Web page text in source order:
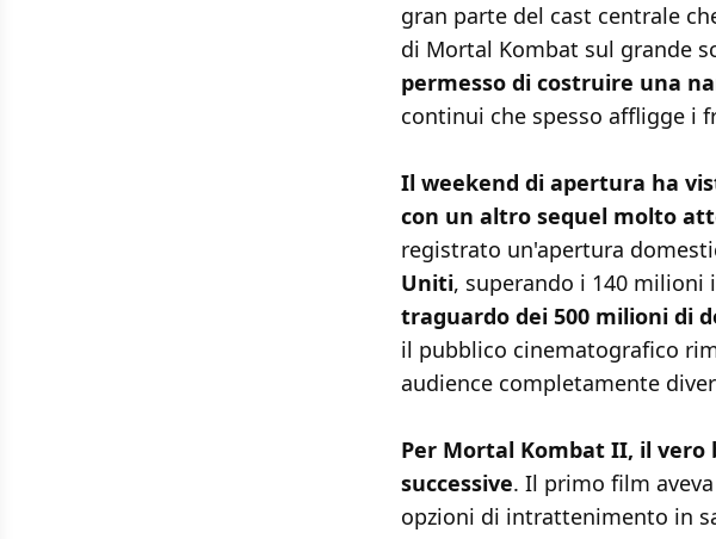
gran parte del cast centrale
di Mortal Kombat sul grande
permesso di costruire una
continui che spesso affligge i
Il weekend di apertura ha
con un altro sequel molto
registrato un'apertura
Uniti, superando i 140 milioni
traguardo dei 500 milioni di
il pubblico cinematografico
audience completamente
Per Mortal Kombat II, il
successive. Il primo film
opzioni di intrattenimento in